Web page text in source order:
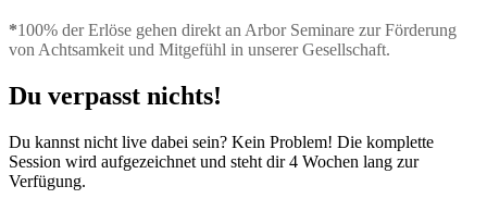
*100% der Erlöse gehen direkt an Arbor Seminare zur Förderung
von Achtsamkeit und Mitgefühl in unserer Gesellschaft.
Du verpasst nichts!
Du kannst nicht live dabei sein? Kein Problem! Die komplette
Session wird aufgezeichnet und steht dir 4 Wochen lang zur
Verfügung.